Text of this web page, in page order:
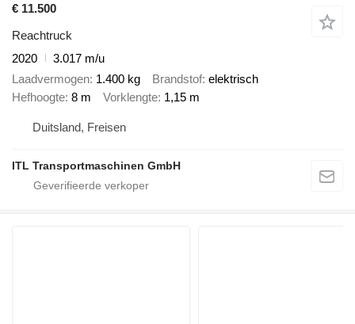
€ 11.500
Reachtruck
2020
3.017 m/u
Laadvermogen 1.400 kg Brandstof elektrisch
Hefhoogte 8 m Vorklengte 1,15 m
Duitsland, Freisen
ITL Transportmaschinen GmbH